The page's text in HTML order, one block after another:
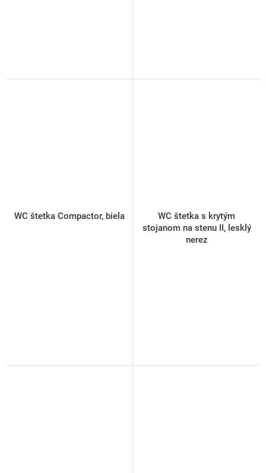
WC štetka Compactor, biela
WC štetka s krytým
stojanom na stenu II, lesklý
nerez